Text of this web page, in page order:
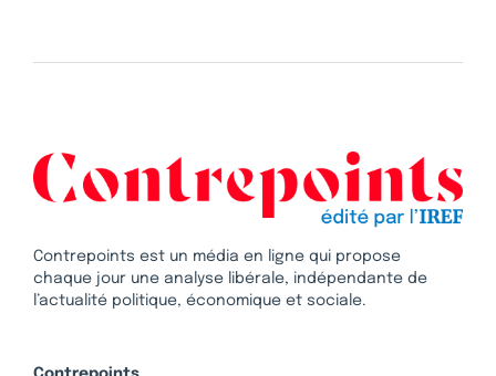
Contrepoints est un média en ligne qui propose
chaque jour une analyse libérale, indépendante de
l’actualité politique, économique et sociale.